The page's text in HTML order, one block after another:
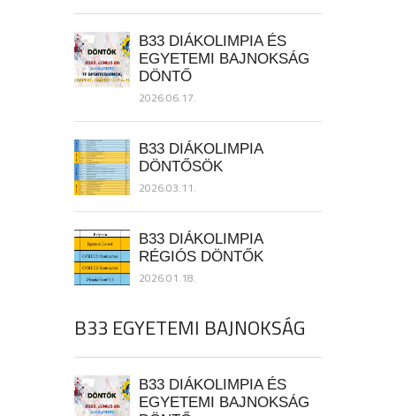
B33 DIÁKOLIMPIA ÉS
EGYETEMI BAJNOKSÁG
DÖNTŐ
2026.06.17.
B33 DIÁKOLIMPIA
DÖNTŐSÖK
2026.03.11.
B33 DIÁKOLIMPIA
RÉGIÓS DÖNTŐK
2026.01.18.
B33 EGYETEMI BAJNOKSÁG
B33 DIÁKOLIMPIA ÉS
EGYETEMI BAJNOKSÁG